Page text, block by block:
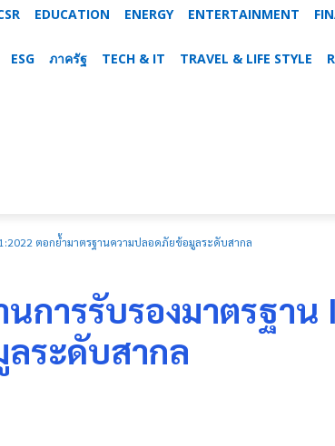
EDUCATION ENERGY ENTERTAINMENT
ESG ภาครัฐ TECH & IT TRAVEL & LIFE STYLE
ตอกย้ำมาตรฐานความปลอดภัยข้อมูลระดับสากล
การรับรองมาตรฐาน
ระดับสากล